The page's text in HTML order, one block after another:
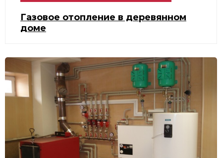
Газовое отопление в деревянном
доме